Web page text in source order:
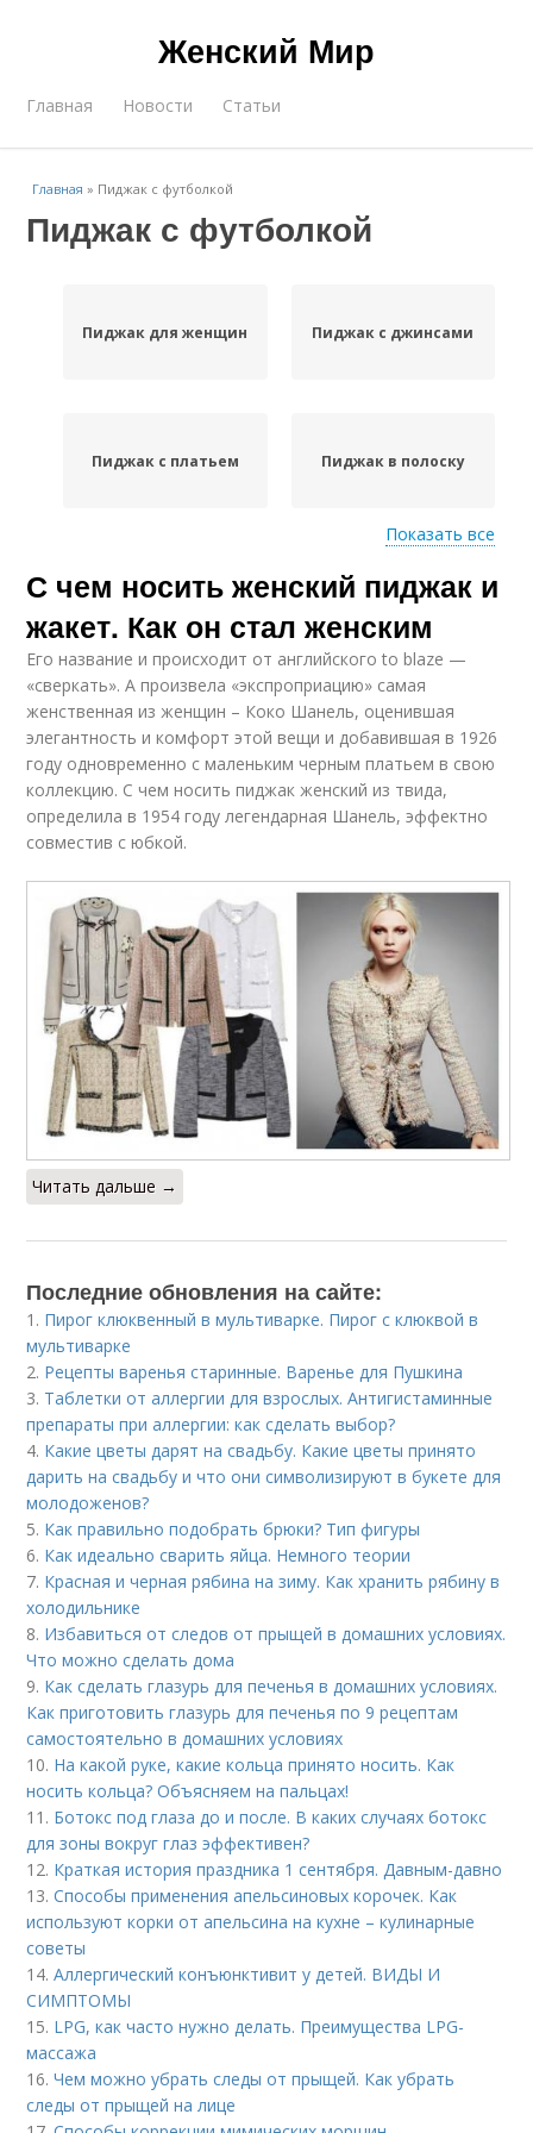
Женский Мир
Главная Новости Статьи
Главная » Пиджак с футболкой
Пиджак с футболкой
Пиджак для женщин Пиджак с джинсами
Пиджак с платьем Пиджак в полоску
Кожаный пиджак Короткий пиджак
Показать все
С чем носить женский пиджак и
жакет. Как он стал женским
Его название и происходит от английского to blaze —
«сверкать». А произвела «экспроприацию» самая
женственная из женщин – Коко Шанель, оценившая
элегантность и комфорт этой вещи и добавившая в 1926
году одновременно с маленьким черным платьем в свою
коллекцию. С чем носить пиджак женский из твида,
определила в 1954 году легендарная Шанель, эффектно
совместив с юбкой.
Читать дальше →
Последние обновления на сайте:
1. Пирог клюквенный в мультиварке. Пирог с клюквой в
мультиварке
2. Рецепты варенья старинные. Варенье для Пушкина
3. Таблетки от аллергии для взрослых. Антигистаминные
препараты при аллергии: как сделать выбор?
4. Какие цветы дарят на свадьбу. Какие цветы принято
дарить на свадьбу и что они символизируют в букете для
молодоженов?
5. Как правильно подобрать брюки? Тип фигуры
6. Как идеально сварить яйца. Немного теории
7. Красная и черная рябина на зиму. Как хранить рябину в
холодильнике
8. Избавиться от следов от прыщей в домашних условиях.
Что можно сделать дома
9. Как сделать глазурь для печенья в домашних условиях.
Как приготовить глазурь для печенья по 9 рецептам
самостоятельно в домашних условиях
10. На какой руке, какие кольца принято носить. Как
носить кольца? Объясняем на пальцах!
11. Ботокс под глаза до и после. В каких случаях ботокс
для зоны вокруг глаз эффективен?
12. Краткая история праздника 1 сентября. Давным-давно
13.Способы применения апельсиновых корочек. Как
используют корки от апельсина на кухне – кулинарные
советы
14.Аллергический конъюнктивит у детей. ВИДЫ И
СИМПТОМЫ
15. LPG, как часто нужно делать. Преимущества LPG-
массажа
16.Чем можно убрать следы от прыщей. Как убрать
следы от прыщей на лице